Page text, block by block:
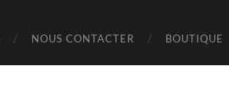
NOUS CONTACTER BOUTIQUE